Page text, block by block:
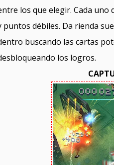
los que elegir. Cada uno
puntos débiles. Da rienda
buscando las cartas
los logros.